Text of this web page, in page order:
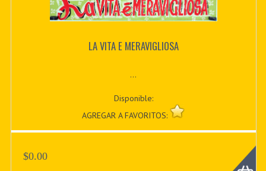
LA VITA E MERAVIGLIOSA
...
Disponible:
AGREGAR A FAVORITOS:
$0.00